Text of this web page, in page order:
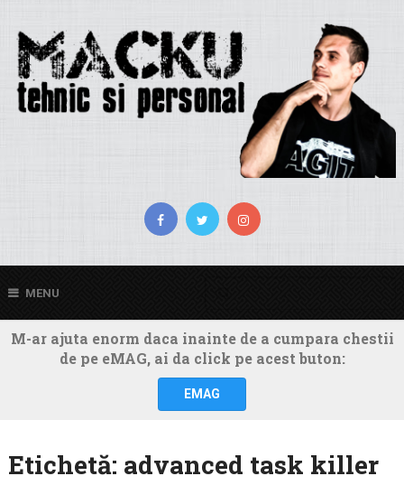
MENU
M-ar ajuta enorm daca inainte de a cumpara chestii
de pe eMAG, ai da click pe acest buton:
EMAG
Etichetă: advanced task killer